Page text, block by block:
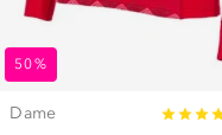
50%
Dame